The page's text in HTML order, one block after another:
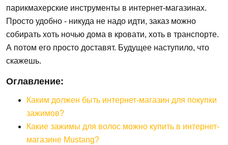
парикмахерские инструменты в интернет-магазинах.
Просто удобно - никуда не надо идти, заказ можно
собирать хоть ночью дома в кровати, хоть в транспорте.
А потом его просто доставят. Будущее наступило, что
скажешь.
Оглавление:
Каким должен быть интернет-магазин для покупки
зажимов?
Какие зажимы для волос можно купить в интернет-
магазине Mustang?